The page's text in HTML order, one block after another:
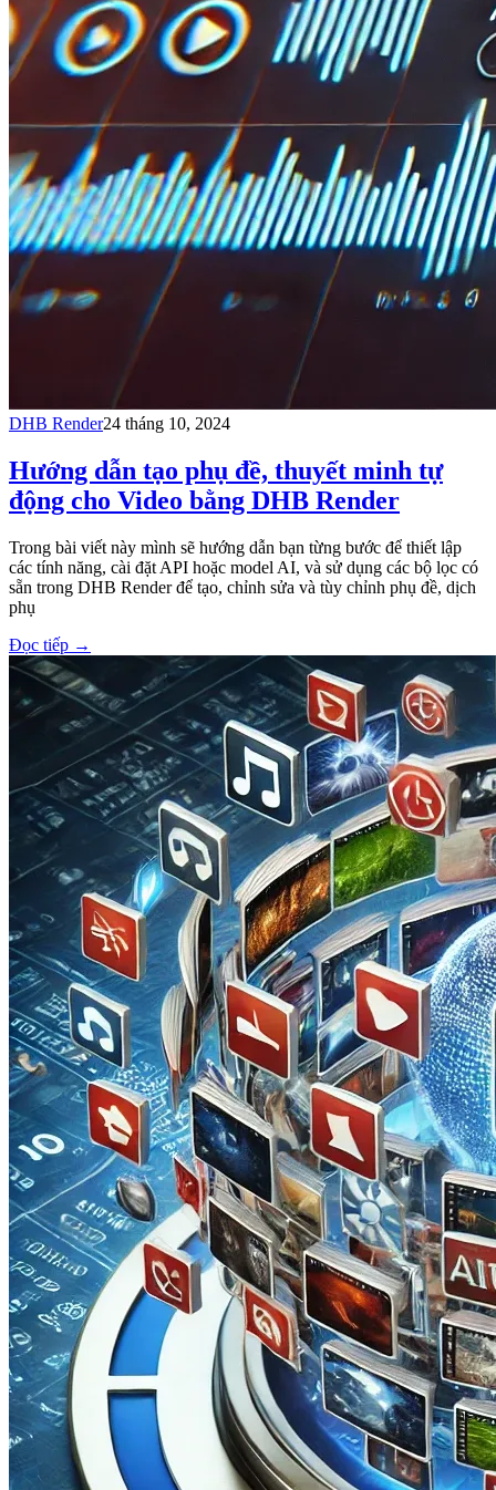
DHB Render24 tháng 10, 2024
Hướng dẫn tạo phụ đề, thuyết minh tự
động cho Video bằng DHB Render
Trong bài viết này mình sẽ hướng dẫn bạn từng bước để thiết lập
các tính năng, cài đặt API hoặc model AI, và sử dụng các bộ lọc có
sẵn trong DHB Render để tạo, chỉnh sửa và tùy chỉnh phụ đề, dịch
phụ
Đọc tiếp →